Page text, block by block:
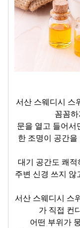
서산 스웨디시 스
꼼꼼
문을 열고 들어서
한 조명이 공간
대기 공간도 쾌
주변 신경 쓰지 않
서산 스웨디시 스
가 직접 컨
어떤 부위가